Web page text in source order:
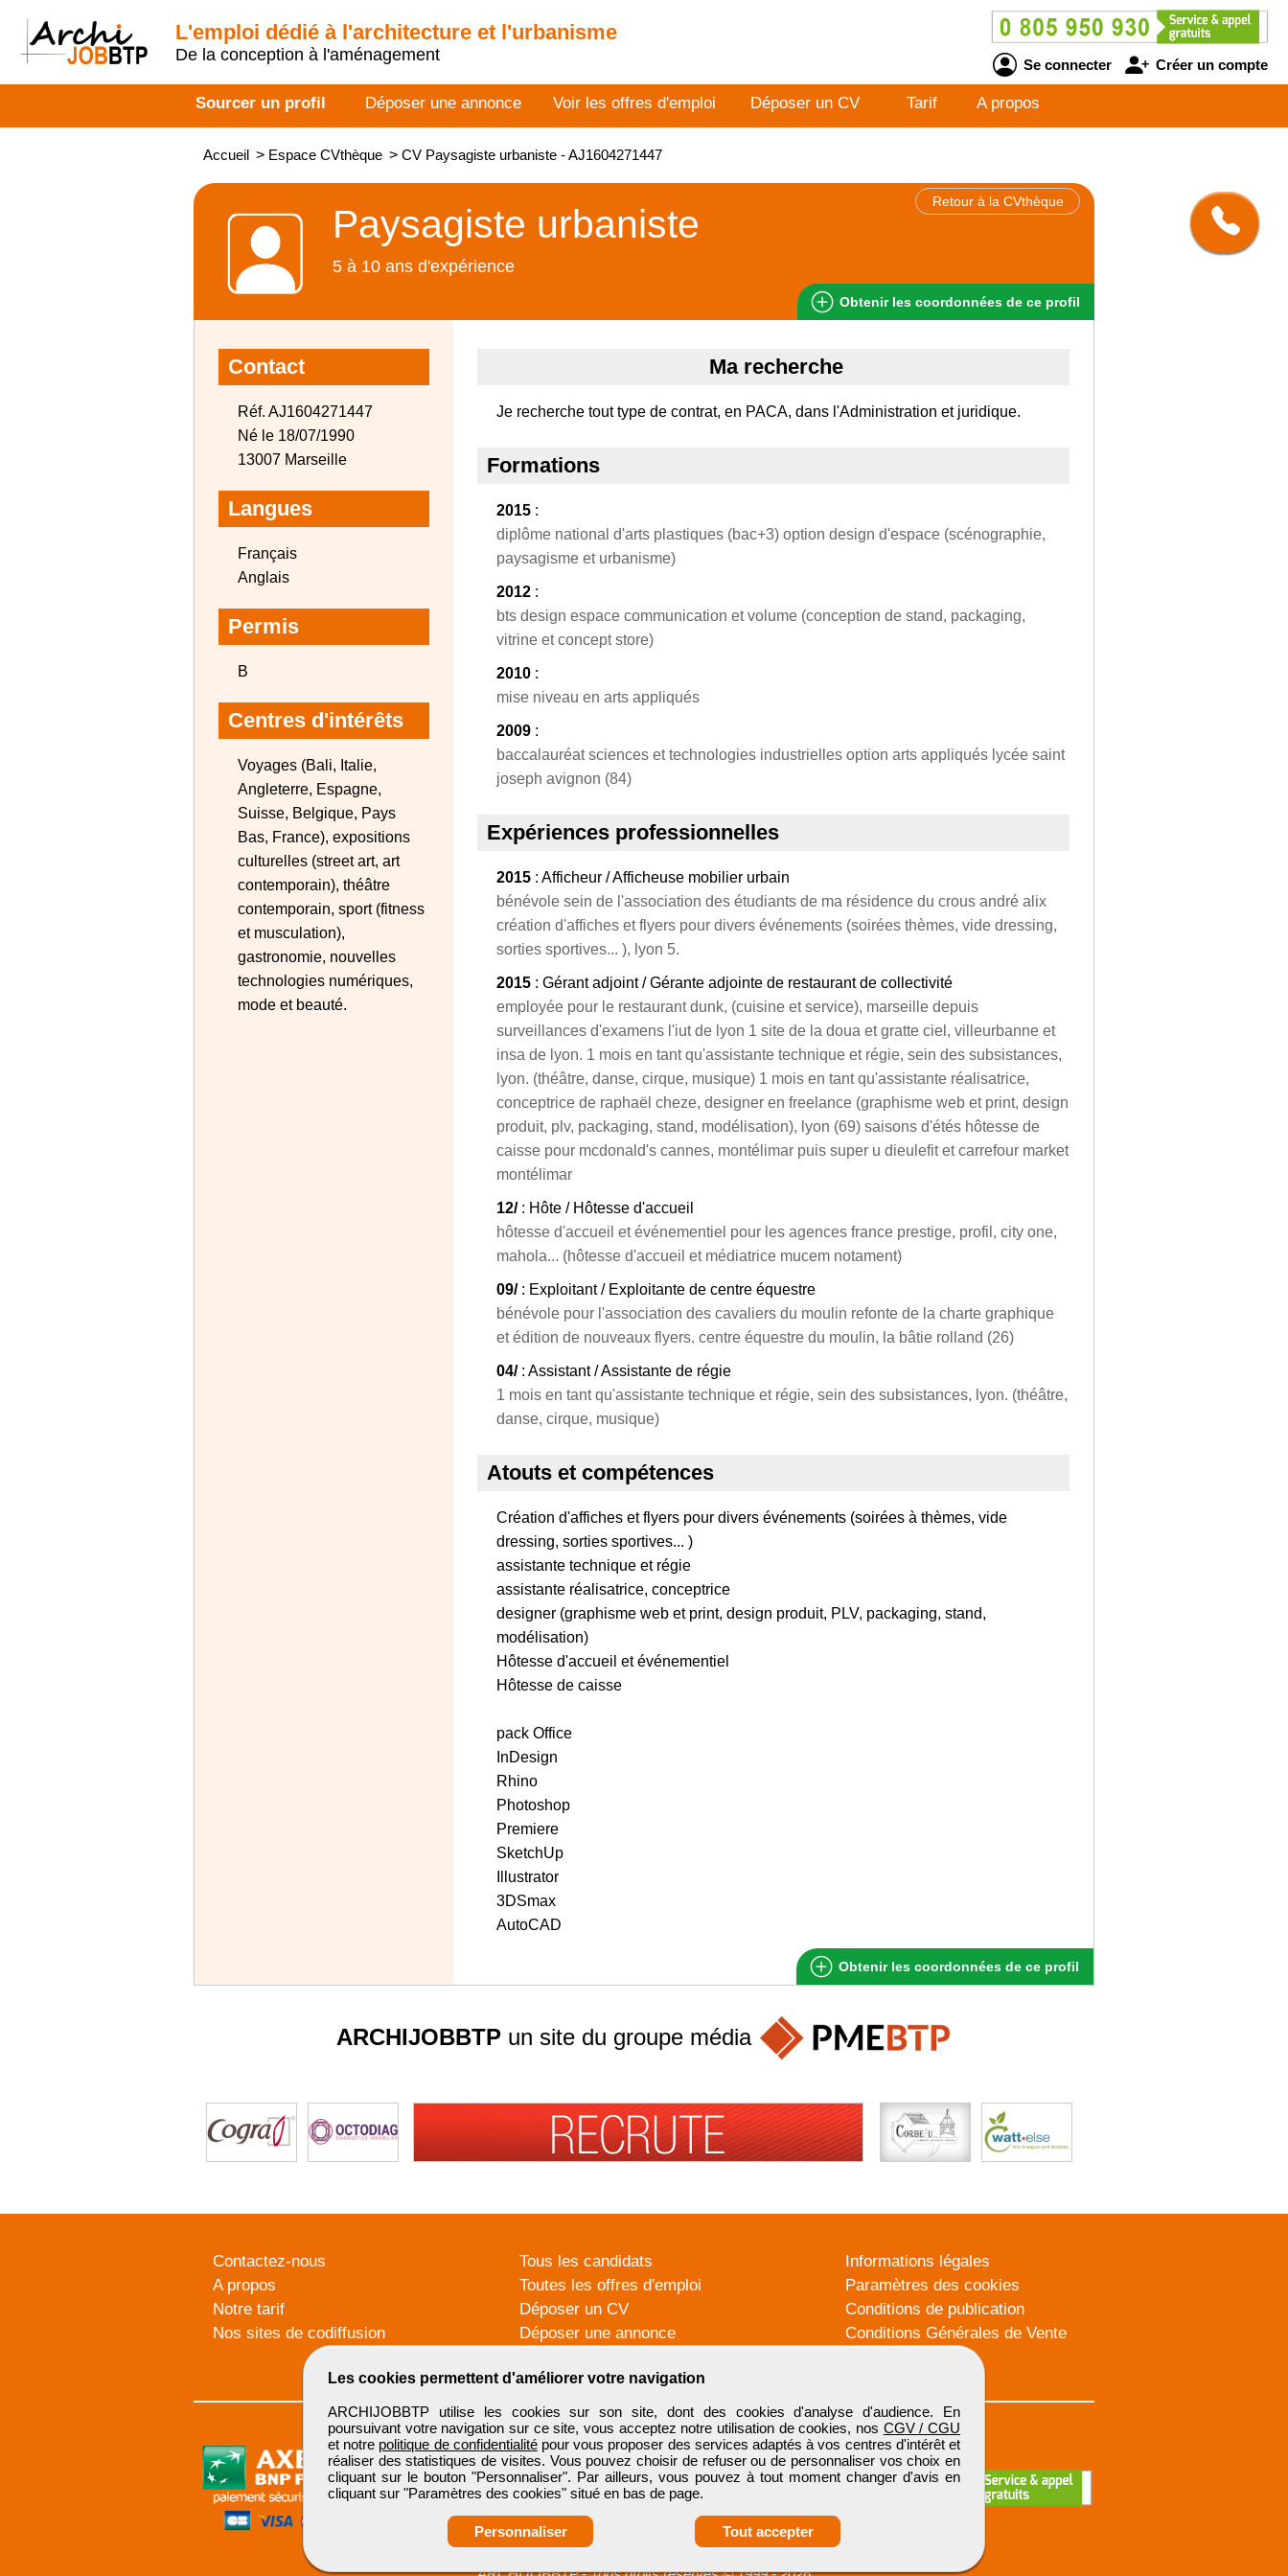
L'emploi dédié à l'architecture et l'urbanisme
De la conception à l'aménagement
Se connecter Créer un compte
Sourcer un profil Déposer une annonce Voir les offres d'emploi Déposer un CV Tarif A propos
Accueil > Espace CVthèque > CV Paysagiste urbaniste - AJ1604271447
Retour à la CVthèque
Paysagiste urbaniste
5 à 10 ans d'expérience
Obtenir les coordonnées de ce profil
Contact
Réf. AJ1604271447
Né le 18/07/1990
13007 Marseille
Langues
Français
Anglais
Permis
B
Centres d'intérêts
Voyages (Bali, Italie,
Angleterre, Espagne,
Suisse, Belgique, Pays
Bas, France), expositions
culturelles (street art, art
contemporain), théâtre
contemporain, sport (fitness
et musculation),
gastronomie, nouvelles
technologies numériques,
mode et beauté.
Ma recherche
Je recherche tout type de contrat, en PACA, dans l'Administration et juridique.
Formations
2015 :
diplôme national d'arts plastiques (bac+3) option design d'espace (scénographie,
paysagisme et urbanisme)
2012 :
bts design espace communication et volume (conception de stand, packaging,
vitrine et concept store)
2010 :
mise niveau en arts appliqués
2009 :
baccalauréat sciences et technologies industrielles option arts appliqués lycée saint
joseph avignon (84)
Expériences professionnelles
2015 : Afficheur / Afficheuse mobilier urbain
bénévole sein de l'association des étudiants de ma résidence du crous andré alix
création d'affiches et flyers pour divers événements (soirées thèmes, vide dressing,
sorties sportives... ), lyon 5.
2015 : Gérant adjoint / Gérante adjointe de restaurant de collectivité
employée pour le restaurant dunk, (cuisine et service), marseille depuis
surveillances d'examens l'iut de lyon 1 site de la doua et gratte ciel, villeurbanne et
insa de lyon. 1 mois en tant qu'assistante technique et régie, sein des subsistances,
lyon. (théâtre, danse, cirque, musique) 1 mois en tant qu'assistante réalisatrice,
conceptrice de raphaël cheze, designer en freelance (graphisme web et print, design
produit, plv, packaging, stand, modélisation), lyon (69) saisons d'étés hôtesse de
caisse pour mcdonald's cannes, montélimar puis super u dieulefit et carrefour market
montélimar
12/: Hôte / Hôtesse d'accueil
hôtesse d'accueil et événementiel pour les agences france prestige, profil, city one,
mahola... (hôtesse d'accueil et médiatrice mucem notament)
09/: Exploitant / Exploitante de centre équestre
bénévole pour l'association des cavaliers du moulin refonte de la charte graphique
et édition de nouveaux flyers. centre équestre du moulin, la bâtie rolland (26)
04/: Assistant / Assistante de régie
1 mois en tant qu'assistante technique et régie, sein des subsistances, lyon. (théâtre,
danse, cirque, musique)
Atouts et compétences
Création d'affiches et flyers pour divers événements (soirées à thèmes, vide
dressing, sorties sportives... )
assistante technique et régie
assistante réalisatrice, conceptrice
designer (graphisme web et print, design produit, PLV, packaging, stand,
modélisation)
Hôtesse d'accueil et événementiel
Hôtesse de caisse
pack Office
InDesign
Rhino
Photoshop
Premiere
SketchUp
Illustrator
3DSmax
AutoCAD
Obtenir les coordonnées de ce profil
Les cookies permettent d'améliorer votre navigation
ARCHIJOBBTP utilise les cookies sur son site, dont des cookies d'analyse d'audience. En
poursuivant votre navigation sur ce site, vous acceptez notre utilisation de cookies, nos CGV / CGU
et notre politique de confidentialitépour vous proposer des services adaptés à vos centres d'intérêt et
réaliser des statistiques de visites. Vous pouvez choisir de refuser ou de personnaliser vos choix en
cliquant sur le bouton "Personnaliser". Par ailleurs, vous pouvez à tout moment changer d'avis en
cliquant sur "Paramètres des cookies" situé en bas de page.
Personnaliser Tout accepter
ARCHIJOBBTPun site du groupe média
Contactez-nous
A propos
Notre tarif
Nos sites de codiffusion
Tous les candidats
Toutes les offres d'emploi
Déposer un CV
Déposer une annonce
Informations légales
Paramètres des cookies
Conditions de publication
Conditions Générales de Vente